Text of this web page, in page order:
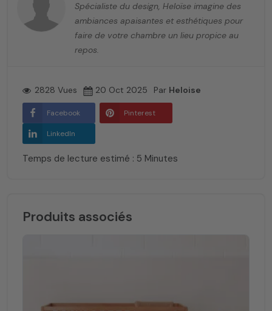
Spécialiste du design, Heloïse imagine des
ambiances apaisantes et esthétiques pour
faire de votre chambre un lieu propice au
repos.
2828 Vues 20 Oct 2025 Par Heloise
Facebook Pinterest
LinkedIn
Temps de lecture estimé : 5 Minutes
Produits associés